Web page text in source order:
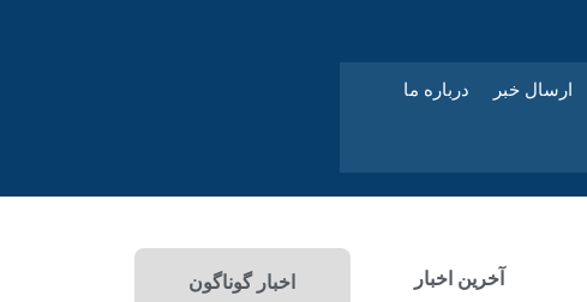
ارسال خبر درباره ما
آخرین اخبار اخبار گوناگون